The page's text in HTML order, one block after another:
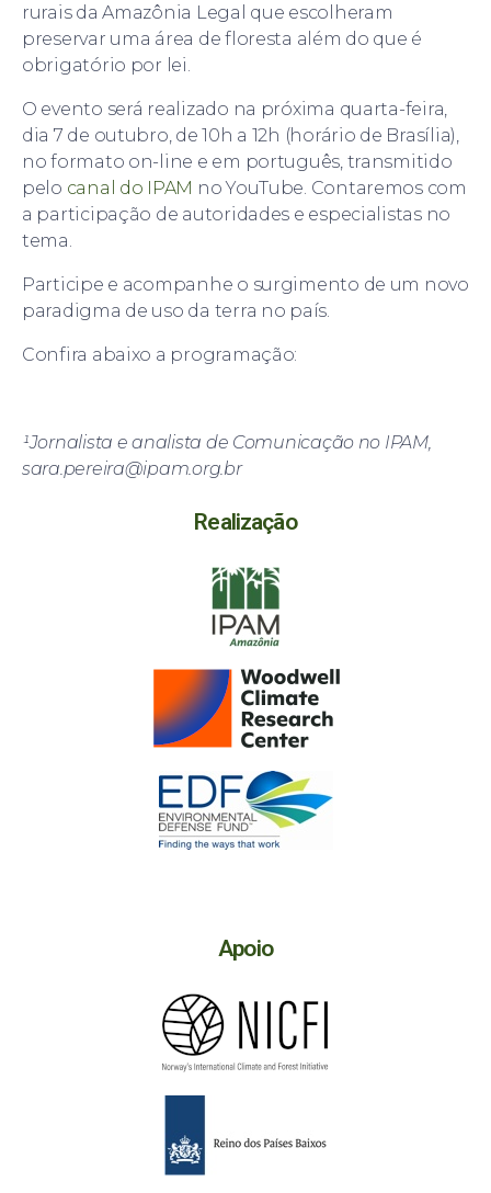
rurais da Amazônia Legal que escolheram
preservar uma área de floresta além do que é
obrigatório por lei.
O evento será realizado na próxima quarta-feira,
dia 7 de outubro, de 10h a 12h (horário de Brasília),
no formato on-line e em português, transmitido
pelo canal do IPAM no YouTube. Contaremos com
a participação de autoridades e especialistas no
tema.
Participe e acompanhe o surgimento de um novo
paradigma de uso da terra no país.
Confira abaixo a programação:
¹Jornalista e analista de Comunicação no IPAM,
sara.pereira@ipam.org.br
Realização
Apoio